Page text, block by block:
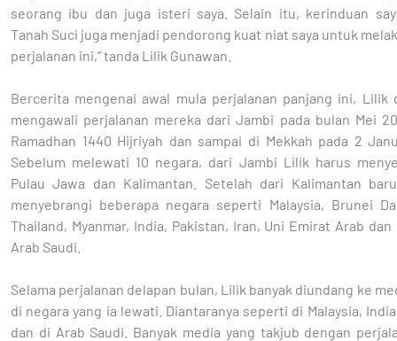
seorang ibu dan juga isteri saya. Selain itu, kerinduan
Tanah Suci juga menjadi pendorong kuat niat saya untuk
perjalanan ini,” tanda Lilik Gunawan.
Bercerita mengenai awal mula perjalanan panjang ini, Lilik
mengawali perjalanan mereka dari Jambi pada bulan Mei
Ramadhan 1440 Hijriyah dan sampai di Mekkah pada 2
Sebelum melewati 10 negara, dari Jambi Lilik harus
Pulau Jawa dan Kalimantan. Setelah dari Kalimantan
menyebrangi beberapa negara seperti Malaysia, Brunei
Thailand, Myanmar, India, Pakistan, Iran, Uni Emirat Arab
Arab Saudi.
Selama perjalanan delapan bulan, Lilik banyak diundang ke
di negara yang ia lewati. Diantaranya seperti di Malaysia,
dan di Arab Saudi. Banyak media yang takjub dengan